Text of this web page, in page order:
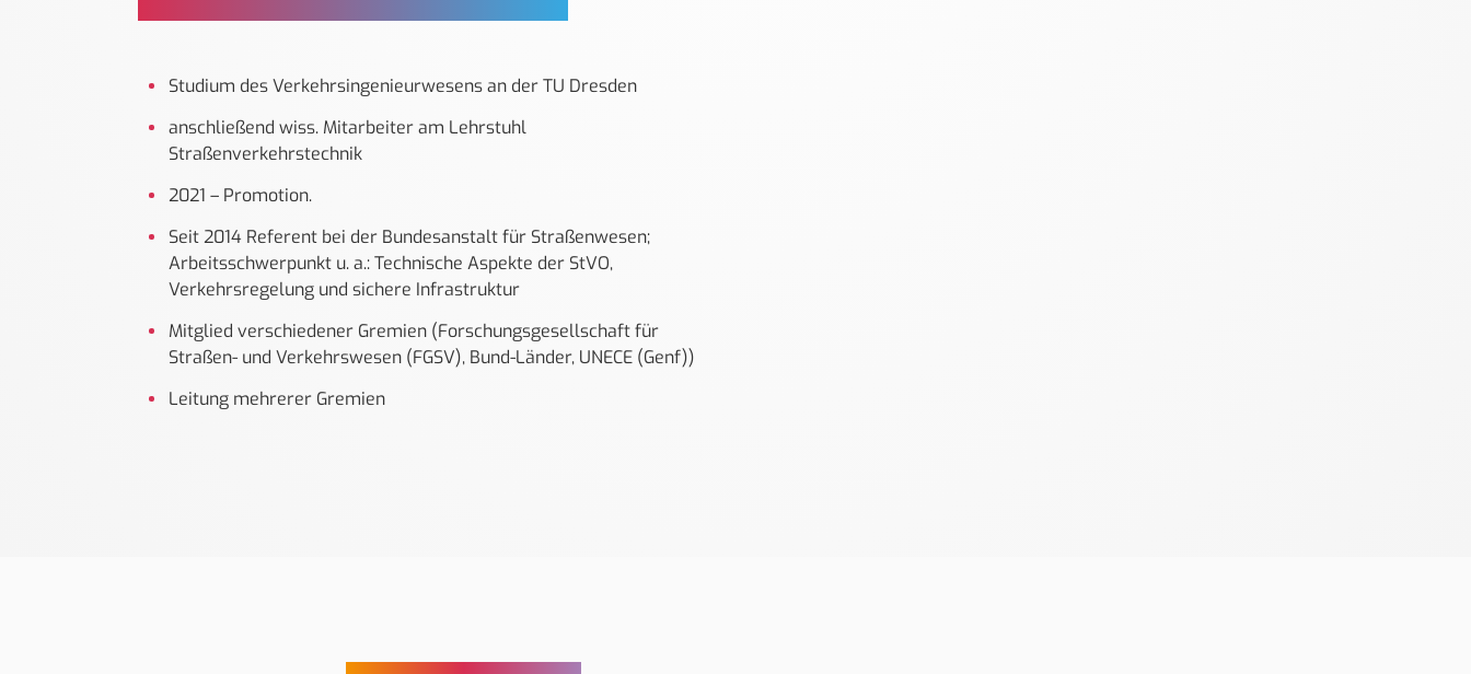
Studium des Verkehrsingenieurwesens an der TU Dresden
anschließend wiss. Mitarbeiter am Lehrstuhl
Straßenverkehrstechnik
2021 – Promotion.
Seit 2014 Referent bei der Bundesanstalt für Straßenwesen;
Arbeitsschwerpunkt u. a.: Technische Aspekte der StVO,
Verkehrsregelung und sichere Infrastruktur
Mitglied verschiedener Gremien (Forschungsgesellschaft für
Straßen- und Verkehrswesen (FGSV), Bund-Länder, UNECE (Genf))
Leitung mehrerer Gremien